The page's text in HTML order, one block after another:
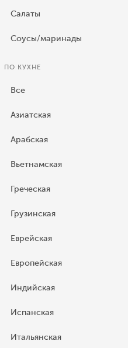
Салаты
Соусы/маринады
ПО КУХНЕ
Все
Азиатская
Арабская
Вьетнамская
Греческая
Грузинская
Еврейская
Европейская
Индийская
Испанская
Итальянская